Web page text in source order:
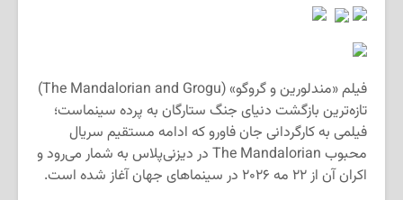
فیلم «مندلورین و گروگو» (The Mandalorian and Grogu)
تازه‌ترین بازگشت دنیای جنگ ستارگان به پرده سینماست؛
فیلمی به کارگردانی جان فاورو که ادامه مستقیم سریال
محبوب The Mandalorian در دیزنی‌پلاس به شمار می‌رود و
اکران آن از ۲۲ مه ۲۰۲۶ در سینماهای جهان آغاز شده است.